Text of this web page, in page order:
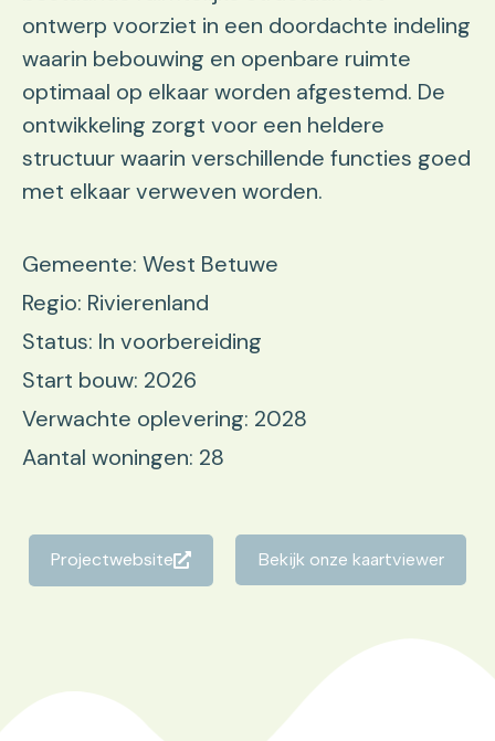
ontwerp voorziet in een doordachte indeling
waarin bebouwing en openbare ruimte
optimaal op elkaar worden afgestemd. De
ontwikkeling zorgt voor een heldere
structuur waarin verschillende functies goed
met elkaar verweven worden.
Gemeente: West Betuwe
Regio: Rivierenland
Status: In voorbereiding
Start bouw: 2026
Verwachte oplevering: 2028
Aantal woningen: 28
Projectwebsite Bekijk onze kaartviewer